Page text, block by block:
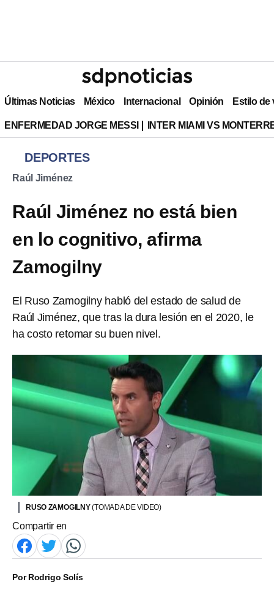
Últimas Noticias México Internacional Opinión Estilo de
ENFERMEDAD JORGE MESSI INTER MIAMI VS
DEPORTES
Raúl Jiménez
Raúl Jiménez no está bien
en lo cognitivo, afirma
Zamogilny
El Ruso Zamogilny habló del estado de salud de
Raúl Jiménez, que tras la dura lesión en el 2020, le
ha costo retomar su buen nivel.
RUSO ZAMOGILNY(TOMADA DE VIDEO)
Compartir en
PorRodrigo Solís